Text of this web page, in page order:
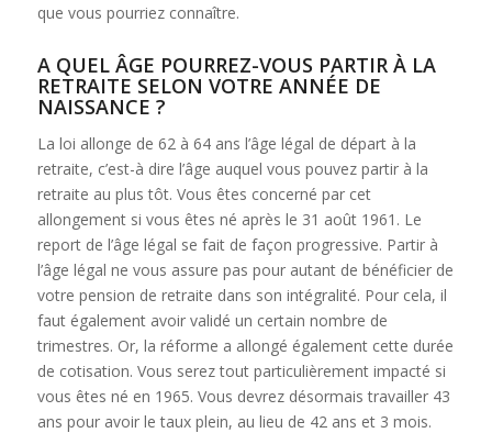
que vous pourriez connaître.
A QUEL ÂGE POURREZ-VOUS PARTIR À LA
RETRAITE SELON VOTRE ANNÉE DE
NAISSANCE ?
La loi allonge de 62 à 64 ans l’âge légal de départ à la
retraite, c’est-à dire l’âge auquel vous pouvez partir à la
retraite au plus tôt. Vous êtes concerné par cet
allongement si vous êtes né après le 31 août 1961. Le
report de l’âge légal se fait de façon progressive. Partir à
l’âge légal ne vous assure pas pour autant de bénéficier de
votre pension de retraite dans son intégralité. Pour cela, il
faut également avoir validé un certain nombre de
trimestres. Or, la réforme a allongé également cette durée
de cotisation. Vous serez tout particulièrement impacté si
vous êtes né en 1965. Vous devrez désormais travailler 43
ans pour avoir le taux plein, au lieu de 42 ans et 3 mois.